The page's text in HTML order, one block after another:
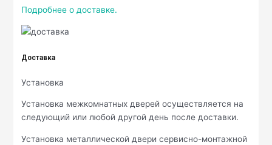
Подробнее о доставке.
Доставка
Установка
Установка межкомнатных дверей осуществляется на
следующий или любой другой день после доставки.
Установка металлической двери сервисно-монтажной